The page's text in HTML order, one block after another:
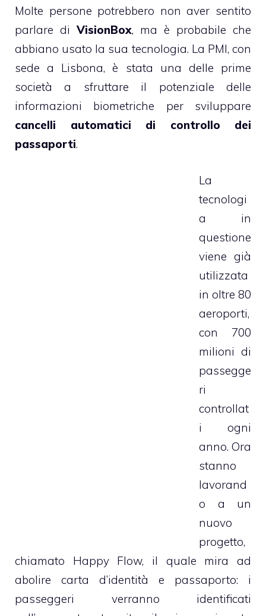
Molte persone potrebbero non aver sentito
parlare diVisionBox, ma è probabile che
abbiano usato la sua tecnologia. La PMI, con
sede a Lisbona, è stata una delle prime
società a sfruttare il potenziale delle
informazioni biometriche per sviluppare
cancelli automatici di controllo dei
passaporti.
La
tecnologi
a in
questione
viene già
utilizzata
in oltre 80
aeroporti,
con 700
milioni di
passegge
ri
controllat
i ogni
anno. Ora
stanno
lavorand
o a un
nuovo
progetto,
chiamato Happy Flow, il quale mira ad
abolire carta d’identità e passaporto: i
passeggeri verranno identificati